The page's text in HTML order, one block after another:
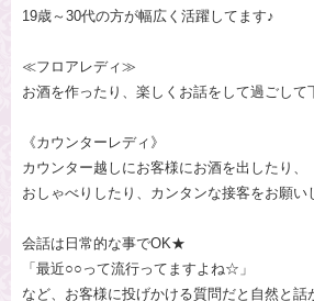
19歳～30代の方が幅広く活躍してます♪
≪フロアレディ≫
お酒を作ったり、楽しくお話をして過ごして
《カウンターレディ》
カウンター越しにお客様にお酒を出したり、
おしゃべりしたり、カンタンな接客をお願い
会話は日常的な事でOK★
「最近○○って流行ってますよね☆」
など、お客様に投げかける質問だと自然と話